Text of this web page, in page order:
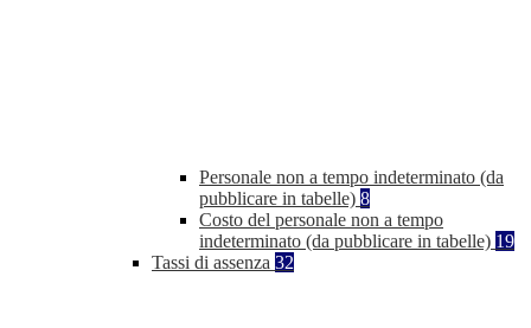
Personale non a tempo indeterminato (da
pubblicare in tabelle) 8
Costo del personale non a tempo
indeterminato (da pubblicare in tabelle) 19
Tassi di assenza 32